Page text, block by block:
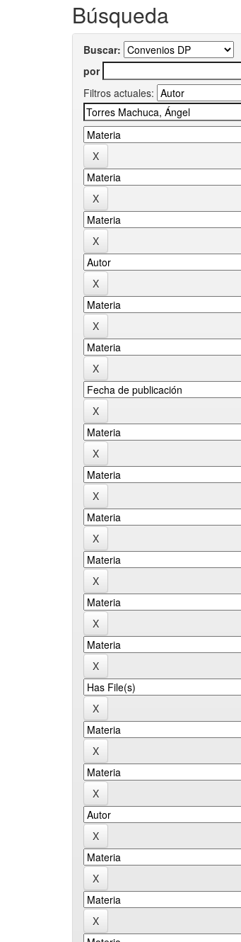
Búsqueda
Buscar:
por
Filtros actuales: